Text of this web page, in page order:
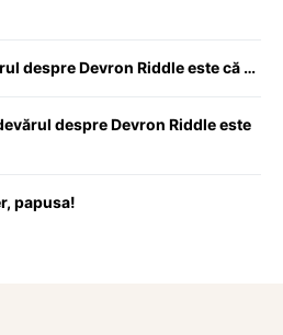
despre Devron Riddle este că …
despre Devron Riddle este
papusa!